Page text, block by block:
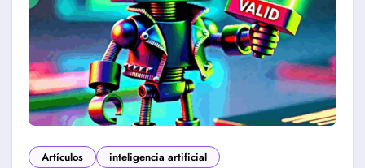
Artículos inteligencia artificial